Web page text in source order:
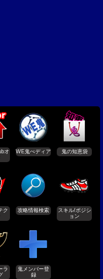
オ
WE鬼ぺディア 鬼の知恵袋
ク
攻略情報検索
スキル/ポジシ
ョン
ラ
鬼メンバー登
録